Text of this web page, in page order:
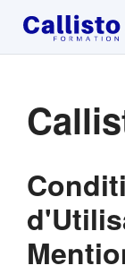
Passer au contenu